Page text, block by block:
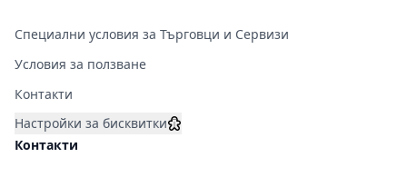
Специални условия за Търговци и Сервизи
Условия за ползване
Контакти
Настройки за бисквитки
Контакти